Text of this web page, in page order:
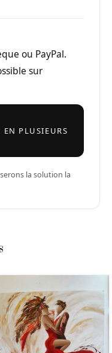
ou PayPal.
sur
PLUSIEURS
la solution la